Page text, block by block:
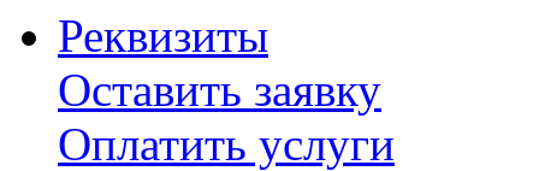
Реквизиты
Оставить заявку
Оплатить услуги